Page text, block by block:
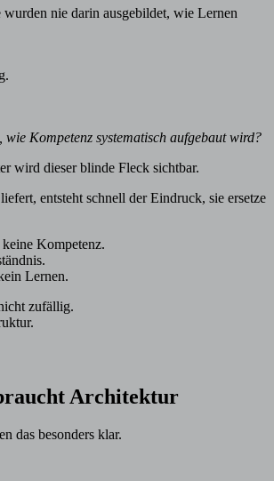
nie darin ausgebildet, wie Lernen
wie Kompetenz systematisch aufgebaut wird?
wird dieser blinde Fleck sichtbar.
entsteht schnell der Eindruck, sie ersetze
Kompetenz.
Lernen.
zufällig.
Architektur
das besonders klar.